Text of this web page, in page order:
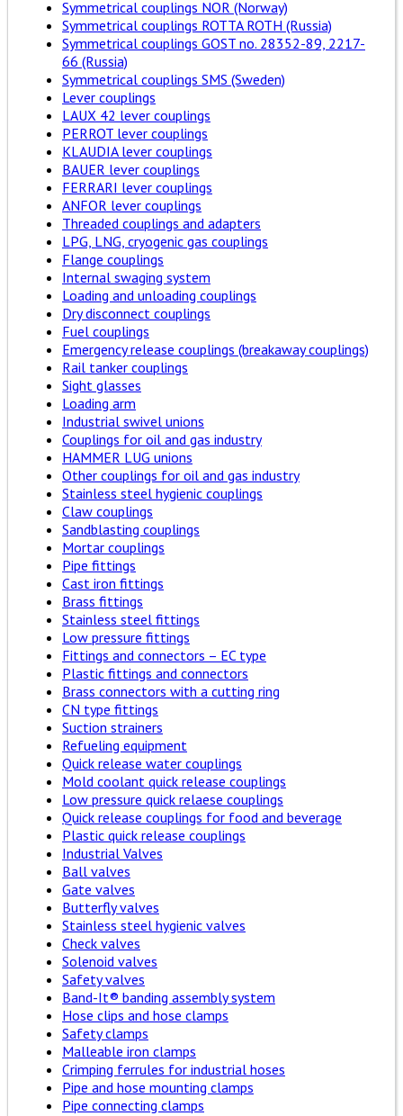
Symmetrical couplings NOR (Norway)
Symmetrical couplings ROTTA ROTH (Russia)
Symmetrical couplings GOST no. 28352-89, 2217-
66 (Russia)
Symmetrical couplings SMS (Sweden)
Lever couplings
LAUX 42 lever couplings
PERROT lever couplings
KLAUDIA lever couplings
BAUER lever couplings
FERRARI lever couplings
ANFOR lever couplings
Threaded couplings and adapters
LPG, LNG, cryogenic gas couplings
Flange couplings
Internal swaging system
Loading and unloading couplings
Dry disconnect couplings
Fuel couplings
Emergency release couplings (breakaway couplings)
Rail tanker couplings
Sight glasses
Loading arm
Industrial swivel unions
Couplings for oil and gas industry
HAMMER LUG unions
Other couplings for oil and gas industry
Stainless steel hygienic couplings
Claw couplings
Sandblasting couplings
Mortar couplings
Pipe fittings
Cast iron fittings
Brass fittings
Stainless steel fittings
Low pressure fittings
Fittings and connectors – EC type
Plastic fittings and connectors
Brass connectors with a cutting ring
CN type fittings
Suction strainers
Refueling equipment
Quick release water couplings
Mold coolant quick release couplings
Low pressure quick relaese couplings
Quick release couplings for food and beverage
Plastic quick release couplings
Industrial Valves
Ball valves
Gate valves
Butterfly valves
Stainless steel hygienic valves
Check valves
Solenoid valves
Safety valves
Band-It® banding assembly system
Hose clips and hose clamps
Safety clamps
Malleable iron clamps
Crimping ferrules for industrial hoses
Pipe and hose mounting clamps
Pipe connecting clamps